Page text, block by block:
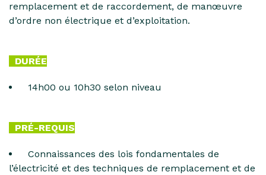
remplacement et de raccordement, de manœuvre
d’ordre non électrique et d’exploitation.
DURÉE
14h00 ou 10h30 selon niveau
PRÉ-REQUIS
Connaissances des lois fondamentales de
l’électricité et des techniques de remplacement et de